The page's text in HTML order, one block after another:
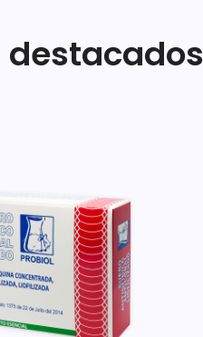
destacados